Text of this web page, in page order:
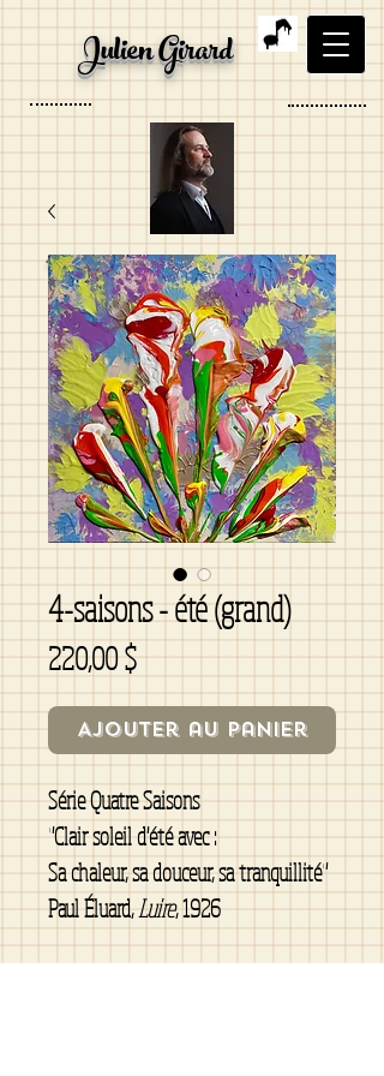
Julien Girard
Ténor, Organiste, Artiste
visuel
4-saisons - été (grand)
220,00 $Prix
Ajouter au panier
Série Quatre Saisons
"Clair soleil d'été avec :
Sa chaleur, sa douceur, sa tranquillité"
Paul Éluard,Luire, 1926